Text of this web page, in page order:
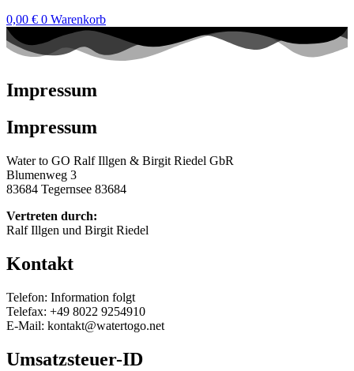
0,00 € 0 Warenkorb
Impressum
Impressum
Water to GO Ralf Illgen & Birgit Riedel GbR
Blumenweg 3
83684 Tegernsee 83684
Vertreten durch:
Ralf Illgen und Birgit Riedel
Kontakt
Telefon: Information folgt
Telefax: +49 8022 9254910
E-Mail: kontakt@watertogo.net
Umsatzsteuer-ID